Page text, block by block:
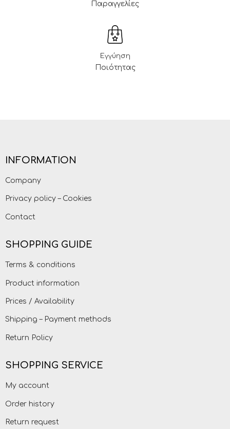
Παραγγελίες
Εγγύηση
Ποιότητας
INFORMATION
Company
Privacy policy – Cookies
Contact
SHOPPING GUIDE
Terms & conditions
Product information
Prices / Availability
Shipping – Payment methods
Return Policy
SHOPPING SERVICE
My account
Order history
Return request